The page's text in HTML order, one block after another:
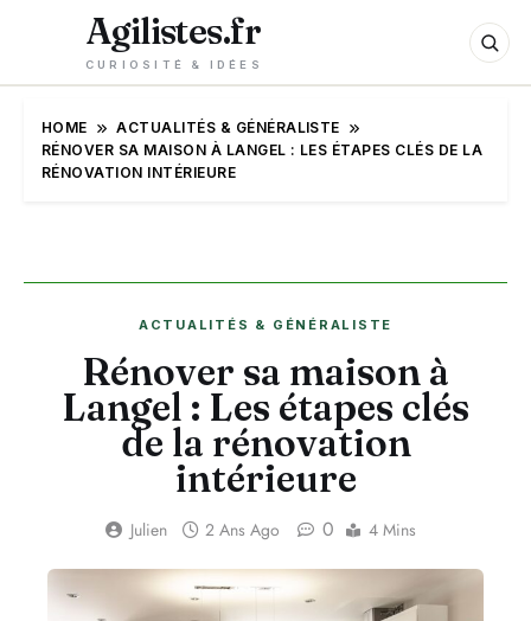
Agilistes.fr
CURIOSITÉ & IDÉES
HOME
ACTUALITÉS & GÉNÉRALISTE
RÉNOVER SA MAISON À LANGEL : LES ÉTAPES CLÉS DE LA
RÉNOVATION INTÉRIEURE
ACTUALITÉS & GÉNÉRALISTE
Rénover sa maison à
Langel : Les étapes clés
de la rénovation
intérieure
Julien 2 Ans Ago 0 4 Mins